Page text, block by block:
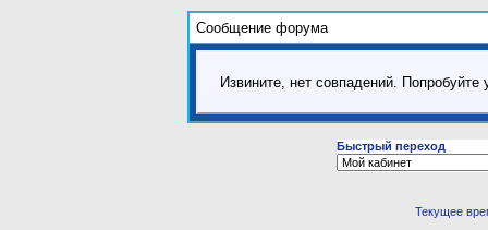
Сообщение форума
Извините, нет совпадений.
Быстрый переход
Текущее